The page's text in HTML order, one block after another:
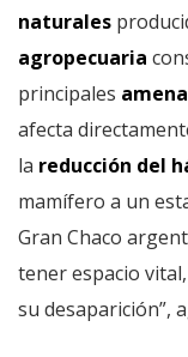
naturales
agropecuaria
principales
afecta
la reducción del
mamífero a un
Gran Chaco
tener espacio
su desaparición”,